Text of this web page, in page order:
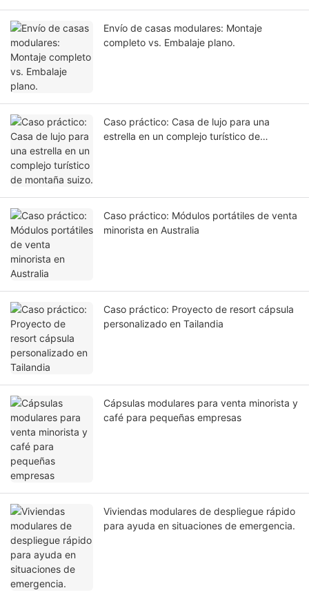
Envío de casas modulares: Montaje
completo vs. Embalaje plano.
Caso práctico: Casa de lujo para una
estrella en un complejo turístico de
Caso práctico: Módulos portátiles de venta
minorista en Australia
Caso práctico: Proyecto de resort cápsula
personalizado en Tailandia
Cápsulas modulares para venta minorista y
café para pequeñas empresas
Viviendas modulares de despliegue rápido
para ayuda en situaciones de emergencia.